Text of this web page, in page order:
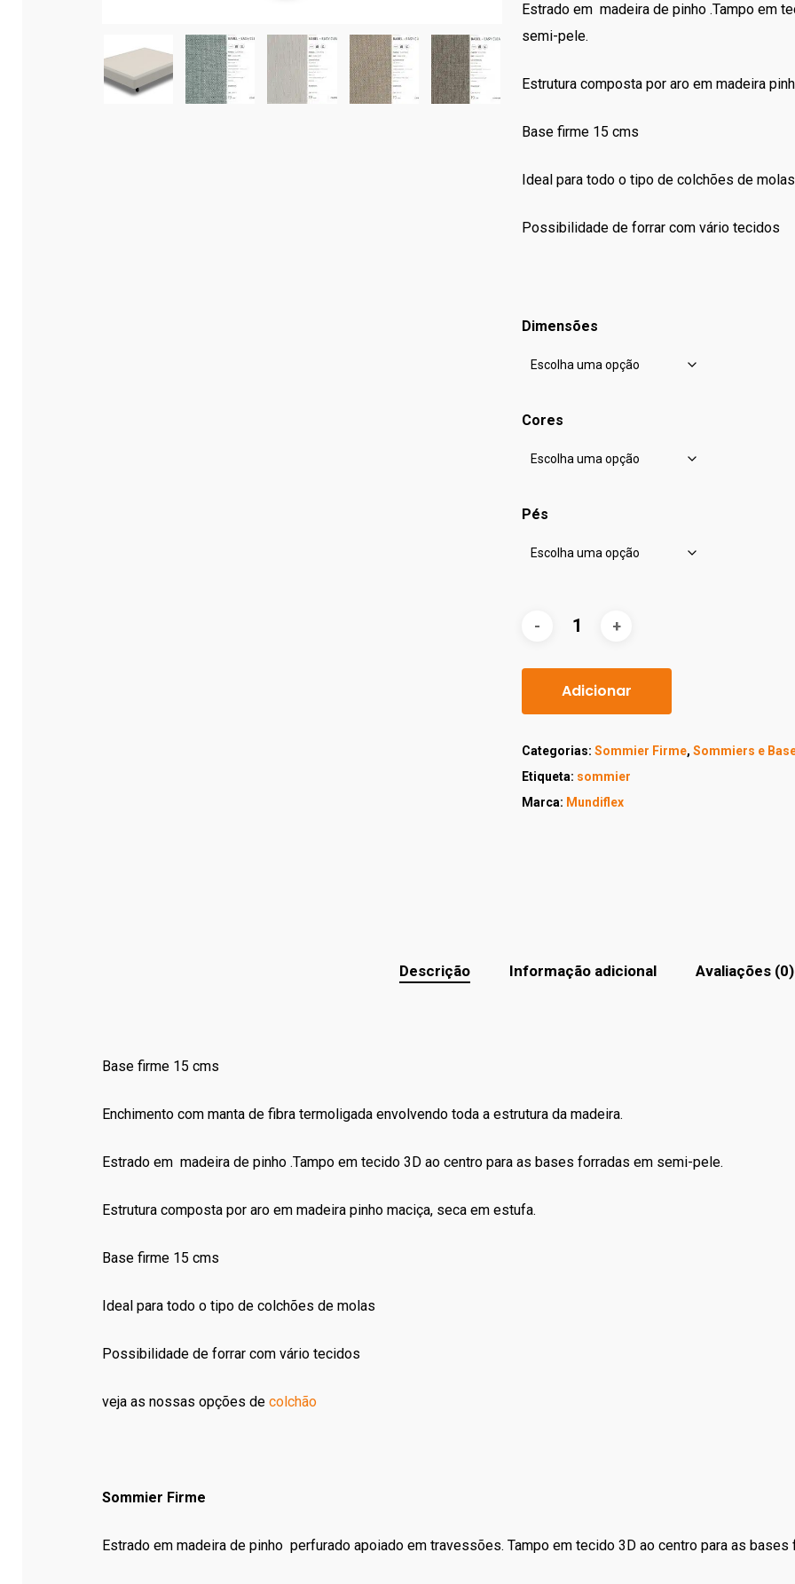
Estrado em madeira de pinho .Tampo em
semi-pele.
Estrutura composta por aro em madeira
Base firme 15 cms
Ideal para todo o tipo de colchões de molas
Possibilidade de forrar com vário tecidos
Dimensões
Cores
Pés
Adicionar
Categorias:Sommier Firme,Sommiers e
Etiqueta: sommier
Marca: Mundiflex
Descrição Informação adicional Avaliações (0)
Base firme 15 cms
Enchimento com manta de fibra termoligada envolvendo toda a estrutura da madeira.
Estrado em madeira de pinho .Tampo em tecido 3D ao centro para as bases forradas em semi-pele.
Estrutura composta por aro em madeira pinho maciça, seca em estufa.
Base firme 15 cms
Ideal para todo o tipo de colchões de molas
Possibilidade de forrar com vário tecidos
veja as nossas opções decolchão
Sommier Firme
Estrado em madeira de pinho perfurado apoiado em travessões. Tampo em tecido 3D ao centro para as